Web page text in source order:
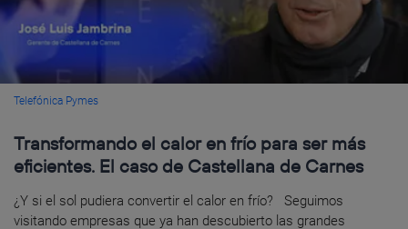
Telefónica Pymes
Transformando el calor en frío para ser más
eficientes. El caso de Castellana de Carnes
¿Y si el sol pudiera convertir el calor en frío? Seguimos
visitando empresas que ya han descubierto las grandes